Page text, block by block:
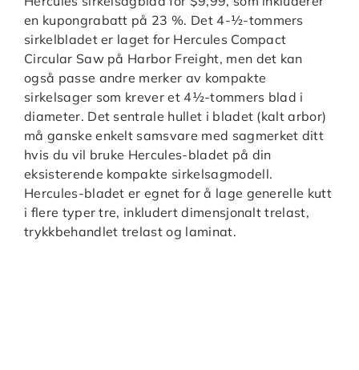
en kupongrabatt på 23 %. Det 4-½-tommers
sirkelbladet er laget for Hercules Compact
Circular Saw på Harbor Freight, men det kan
også passe andre merker av kompakte
sirkelsager som krever et 4½-tommers blad i
diameter. Det sentrale hullet i bladet (kalt arbor)
må ganske enkelt samsvare med sagmerket ditt
hvis du vil bruke Hercules-bladet på din
eksisterende kompakte sirkelsagmodell.
Hercules-bladet er egnet for å lage generelle kutt
i flere typer tre, inkludert dimensjonalt trelast,
trykkbehandlet trelast og laminat.